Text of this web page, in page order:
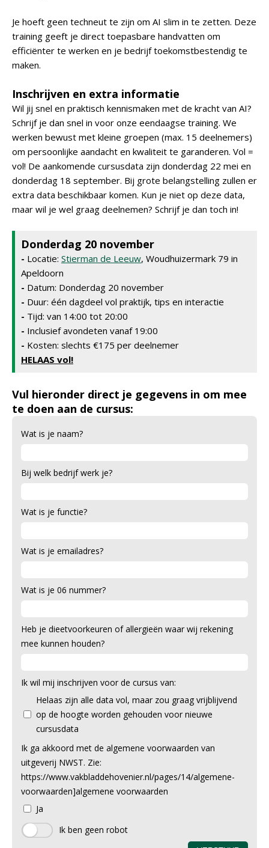
Je hoeft geen techneut te zijn om AI slim in te zetten. Deze
training geeft je direct toepasbare handvatten om
efficiënter te werken en je bedrijf toekomstbestendig te
maken.
Inschrijven en extra informatie
Wil jij snel en praktisch kennismaken met de kracht van AI?
Schrijf je dan snel in voor onze eendaagse training. We
werken bewust met kleine groepen (max. 15 deelnemers)
om persoonlijke aandacht en kwaliteit te garanderen. Vol =
vol! De aankomende cursusdata zijn donderdag 22 mei en
donderdag 18 september. Bij grote belangstelling zullen er
extra data beschikbaar komen. Kun je niet op deze data,
maar wil je wel graag deelnemen? Schrijf je dan toch in!
Donderdag 20 november
- Locatie: Stierman de Leeuw, Woudhuizermark 79 in
Apeldoorn
- Datum: Donderdag 20 november
- Duur: één dagdeel vol praktijk, tips en interactie
- Tijd: van 14:00 tot 20:00
- Inclusief avondeten vanaf 19:00
- Kosten: slechts €175 per deelnemer
HELAAS vol!
Vul hieronder direct je gegevens in om mee
te doen aan de cursus:
Wat is je naam?
Bij welk bedrijf werk je?
Wat is je functie?
Wat is je emailadres?
Wat is je 06 nummer?
Heb je dieetvoorkeuren of allergieën waar wij rekening
mee kunnen houden?
Ik wil mij inschrijven voor de cursus van:
Helaas zijn alle data vol, maar zou graag vrijblijvend
op de hoogte worden gehouden voor nieuwe
cursusdata
Ik ga akkoord met de algemene voorwaarden van
uitgeverij NWST. Zie:
https://www.vakbladdehovenier.nl/pages/14/algemene-
voorwaarden]algemene voorwaarden
Ja